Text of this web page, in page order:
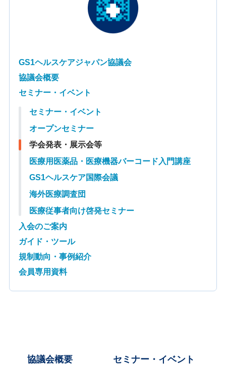
GS1ヘルスケアジャパン協議会
協議会概要
セミナー・イベント
セミナー・イベント
オープンセミナー
学会発表・展示会等
医療用医薬品・医療機器バーコード入門講座
GS1ヘルスケア国際会議
海外医療調査団
医療従事者向け啓発セミナー
入会のご案内
ガイド・ツール
規制動向・事例紹介
会員専用資料
協議会概要 セミナー・イベント